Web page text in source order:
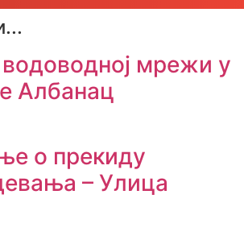
мрежи у
Албанац
о прекиду
– Улица